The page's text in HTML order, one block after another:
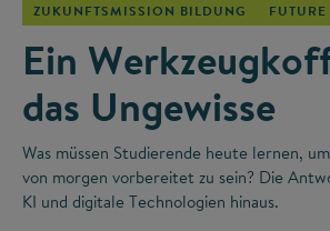
ZUKUNFTSMISSION BILDUNG
Ein
das Ungewisse
Was müssen Studierende heute lernen,
von morgen vorbereitet zu sein? Die
KI und digitale Technologien hinaus.